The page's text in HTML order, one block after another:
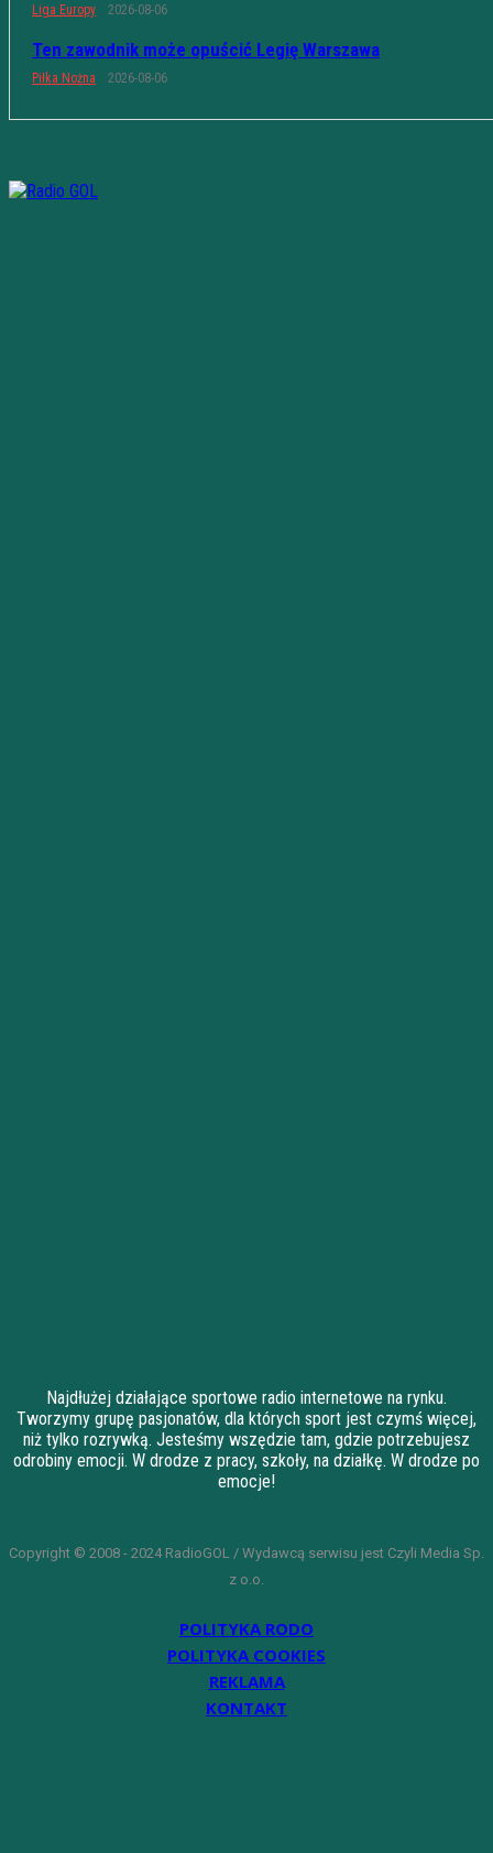
Liga Europy 2026-08-06
Ten zawodnik może opuścić Legię Warszawa
Piłka Nożna 2026-08-06
Najdłużej działające sportowe radio internetowe na rynku.
Tworzymy grupę pasjonatów, dla których sport jest czymś więcej,
niż tylko rozrywką. Jesteśmy wszędzie tam, gdzie potrzebujesz
odrobiny emocji. W drodze z pracy, szkoły, na działkę. W drodze po
emocje!
Copyright © 2008 - 2024 RadioGOL / Wydawcą serwisu jest Czyli Media Sp.
z o.o.
POLITYKA RODO
POLITYKA COOKIES
REKLAMA
KONTAKT